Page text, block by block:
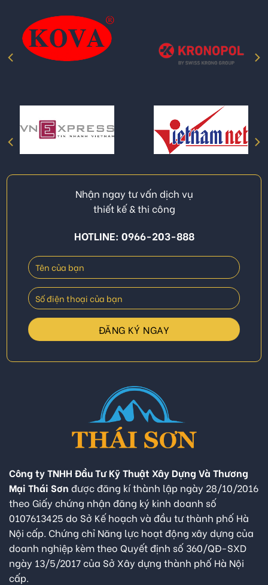
Nhận ngay tư vấn dịch vụ
thiết kế & thi công
HOTLINE: 0966-203-888
Công ty TNHH Đầu Tư Kỹ Thuật Xây Dựng Và Thương
Mại Thái Sơn được đăng kí thành lập ngày 28/10/2016
theo Giấy chứng nhận đăng ký kinh doanh số
0107613425 do Sở Kế hoạch và đầu tư thành phố Hà
Nội cấp. Chứng chỉ Năng lực hoạt động xây dựng của
doanh nghiệp kèm theo Quyết định số 360/QĐ-SXD
ngày 13/5/2017 của Sở Xây dựng thành phố Hà Nội
cấp.